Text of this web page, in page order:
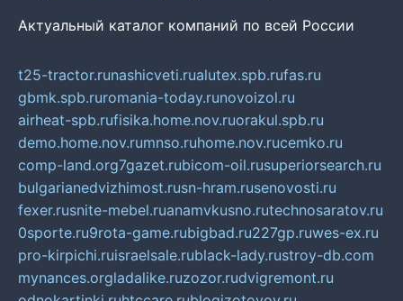
Актуальный каталог компаний по всей России
t25-tractor.runashicveti.rualutex.spb.rufas.ru
gbmk.spb.ruromania-today.runovoizol.ru
airheat-spb.rufisika.home.nov.ruorakul.spb.ru
demo.home.nov.rumnso.ruhome.nov.rucemko.ru
comp-land.org7gazet.rubicom-oil.rusuperiorsearch.ru
bulgarianedvizhimost.rusn-hram.rusenovosti.ru
fexer.rusnite-mebel.ruanamvkusno.rutechnosaratov.ru
0sporte.ru9rota-game.rubigbad.ru227gp.ruwes-ex.ru
pro-kirpichi.ruisraelsale.rublack-lady.rustroy-db.com
mynances.orgladalike.ruzozor.rudvigremont.ru